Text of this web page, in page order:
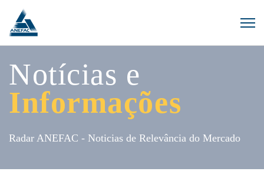
Notícias e
Informações
Radar ANEFAC - Noticias de Relevância do Mercado